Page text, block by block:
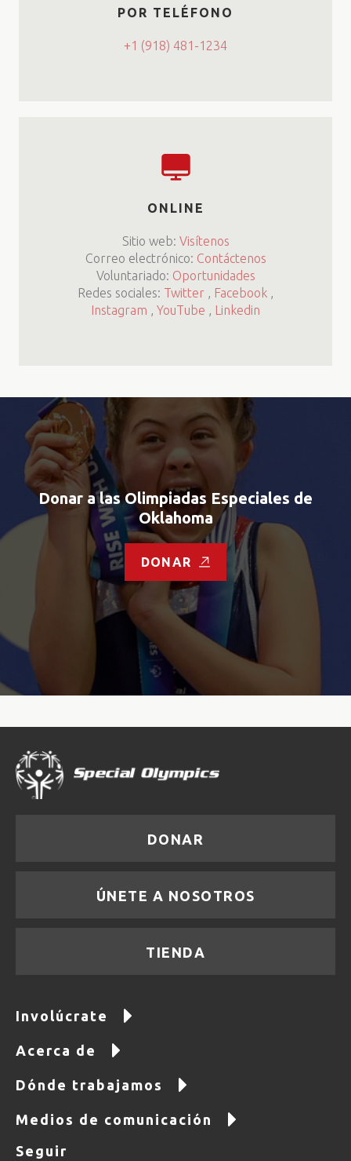
POR TELÉFONO
+1 (918) 481-1234
ONLINE
Sitio web: Visítenos
Correo electrónico: Contáctenos
Voluntariado: Oportunidades
Redes sociales: Twitter , Facebook ,
Instagram , YouTube , Linkedin
Donar a las Olimpiadas Especiales de
Oklahoma
DONAR
DONAR
ÚNETE A NOSOTROS
TIENDA
Involúcrate
Acerca de
Dónde trabajamos
Medios de comunicación
Seguir